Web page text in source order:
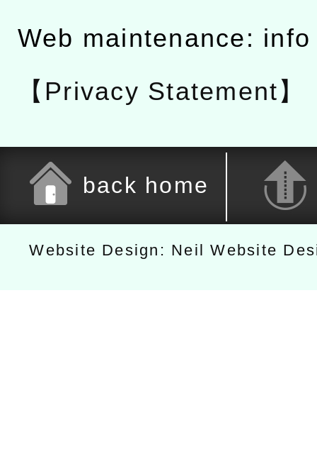
Web maintenance:
【Privacy Statement】
back home
Website Design: Neil Website